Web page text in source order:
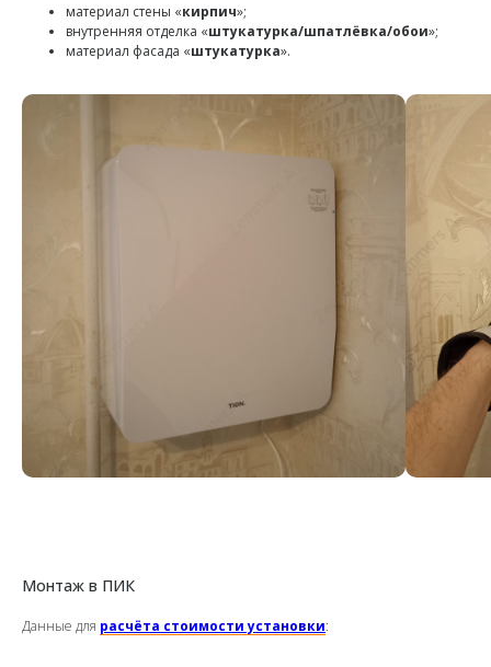
материал стены «кирпич»;
внутренняя отделка «штукатурка/шпатлёвка/обои»;
материал фасада «штукатурка».
Монтаж в ПИК
Данные для расчёта стоимости установки: